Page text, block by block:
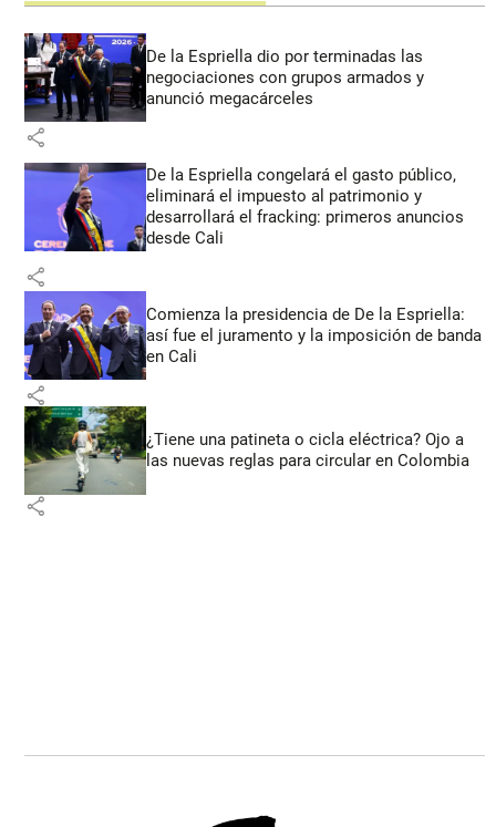
De la Espriella dio por terminadas las
negociaciones con grupos armados y
anunció megacárceles
share
De la Espriella congelará el gasto público,
eliminará el impuesto al patrimonio y
desarrollará el fracking: primeros anuncios
desde Cali
share
Comienza la presidencia de De la Espriella:
así fue el juramento y la imposición de banda
en Cali
share
¿Tiene una patineta o cicla eléctrica? Ojo a
las nuevas reglas para circular en Colombia
share